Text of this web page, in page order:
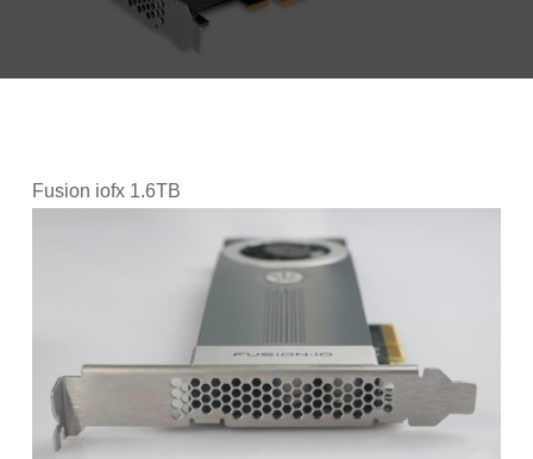
Fusion iofx 1.6TB